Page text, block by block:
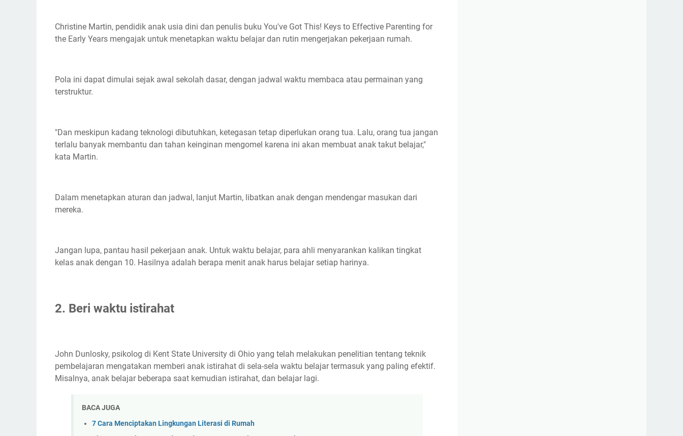
Christine Martin, pendidik anak usia dini dan penulis buku You've Got This! Keys to Effective Parenting for
the Early Years mengajak untuk menetapkan waktu belajar dan rutin mengerjakan pekerjaan rumah.
Pola ini dapat dimulai sejak awal sekolah dasar, dengan jadwal waktu membaca atau permainan yang
terstruktur.
"Dan meskipun kadang teknologi dibutuhkan, ketegasan tetap diperlukan orang tua. Lalu, orang tua jangan
terlalu banyak membantu dan tahan keinginan mengomel karena ini akan membuat anak takut belajar,"
kata Martin.
Dalam menetapkan aturan dan jadwal, lanjut Martin, libatkan anak dengan mendengar masukan dari
mereka.
Jangan lupa, pantau hasil pekerjaan anak. Untuk waktu belajar, para ahli menyarankan kalikan tingkat
kelas anak dengan 10. Hasilnya adalah berapa menit anak harus belajar setiap harinya.
2. Beri waktu istirahat
John Dunlosky, psikolog di Kent State University di Ohio yang telah melakukan penelitian tentang teknik
pembelajaran mengatakan memberi anak istirahat di sela-sela waktu belajar termasuk yang paling efektif.
Misalnya, anak belajar beberapa saat kemudian istirahat, dan belajar lagi.
BACA JUGA
7 Cara Menciptakan Lingkungan Literasi di Rumah